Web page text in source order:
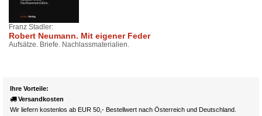
Franz Stadler:
Robert Neumann. Mit eigener Feder
Aufsätze. Briefe. Nachlassmaterialien.
Ihre Vorteile:
Versandkosten
Wir liefern kostenlos ab EUR 50,- Bestellwert nach Österreich und Deutschland.